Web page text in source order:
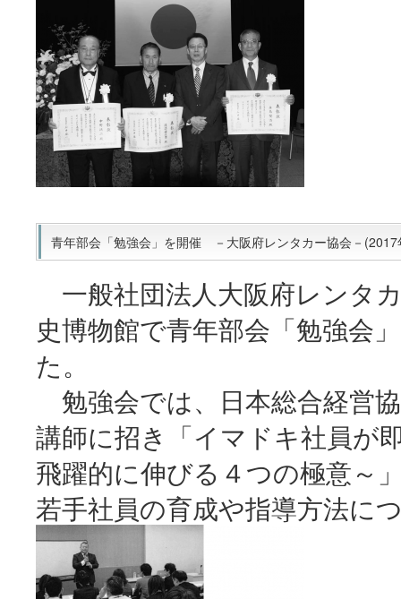
青年部会「勉強会」を開催 －大阪府レンタカー協会－
一般社団法人大阪府レンタ
史博物館で青年部会「勉強会
た。
勉強会では、日本総合経営
講師に招き「イマドキ社員が
飛躍的に伸びる４つの極意～
若手社員の育成や指導方法に